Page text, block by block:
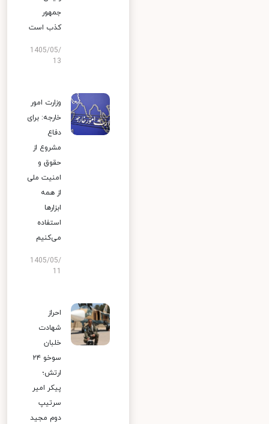
جمهور
کذب است
1405/05/
13
وزارت امور
خارجه: برای
دفاع
مشروع از
حقوق و
امنیت ملی
از همه
ابزارها
استفاده
می‌کنیم
1405/05/
احراز
شهادت
خلبان
سوخو ۲۴
ارتش؛
پیکر امیر
سرتیپ
دوم مجید